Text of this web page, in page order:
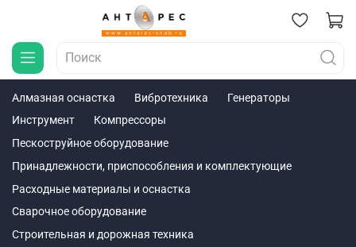
Алмазная оснастка Вибротехника
Генераторы
Инструмент
Компрессоры
Пескоструйное оборудование
Принадлежности, приспособления и комплектующие
Расходные материалы и оснастка
Сварочное оборудование
Строительная и дорожная техника